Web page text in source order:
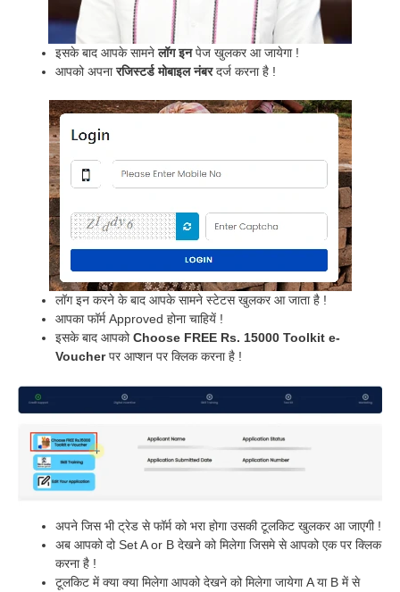
इसके बाद आपके सामनेलॉग इनपेज खुलकर आ जायेगा !
आपको अपनारजिस्टर्ड मोबाइल नंबरदर्ज करना है !
लॉग इन करने के बाद आपके सामने स्टेटस खुलकर आ जाता है !
आपका फॉर्म Approved होना चाहियें !
इसके बाद आपकोChoose FREE Rs. 15000 Toolkit e-
Voucherपर आप्शन पर क्लिक करना है !
अपने जिस भी ट्रेड से फॉर्म को भरा होगा उसकी टूलकिट खुलकर आ जाएगी !
अब आपको दो Set A or B देखने को मिलेगा जिसमे से आपको एक पर क्लिक
करना है !
टूलकिट में क्या क्या मिलेगा आपको देखने को मिलेगा जायेगा A या B में से